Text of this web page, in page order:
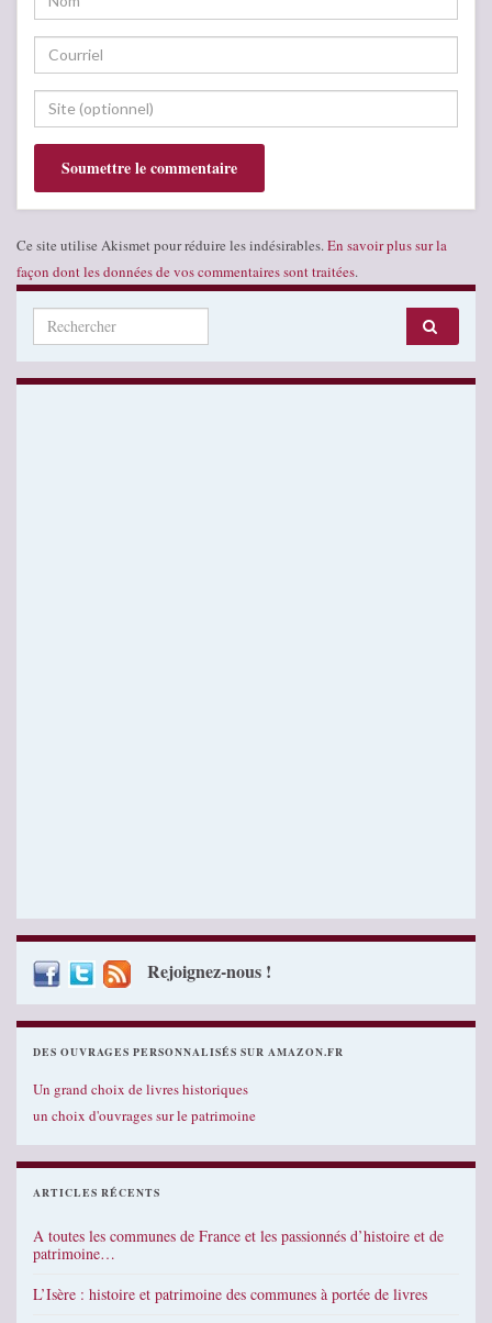
Ce site utilise Akismet pour réduire les indésirables. En savoir plus sur la
façon dont les données de vos commentaires sont traitées.
Search for:
Rejoignez-nous !
DES OUVRAGES PERSONNALISÉS SUR AMAZON.FR
Un grand choix de livres historiques
un choix d'ouvrages sur le patrimoine
ARTICLES RÉCENTS
A toutes les communes de France et les passionnés d’histoire et de
patrimoine…
L’Isère : histoire et patrimoine des communes à portée de livres